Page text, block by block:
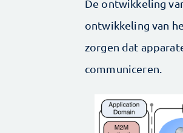
De ontwikkeling
ontwikkeling van
zorgen dat
communiceren.